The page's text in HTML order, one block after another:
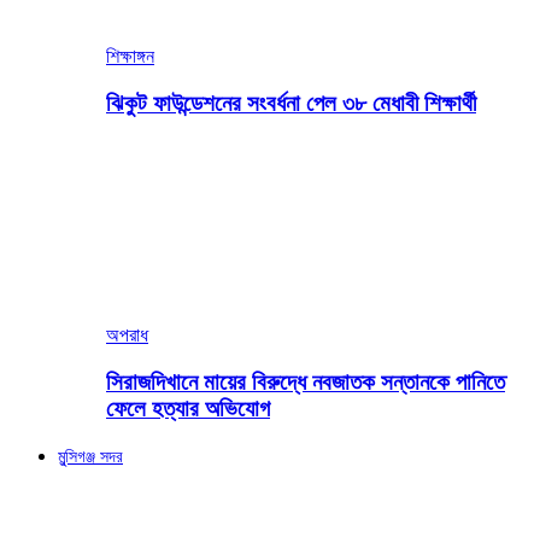
শিক্ষাঙ্গন
ঝিকুট ফাউন্ডেশনের সংবর্ধনা পেল ৩৮ মেধাবী শিক্ষার্থী
অপরাধ
সিরাজদিখানে মায়ের বিরুদ্ধে নবজাতক সন্তানকে পানিতে
ফেলে হত্যার অভিযোগ
মুন্সিগঞ্জ সদর